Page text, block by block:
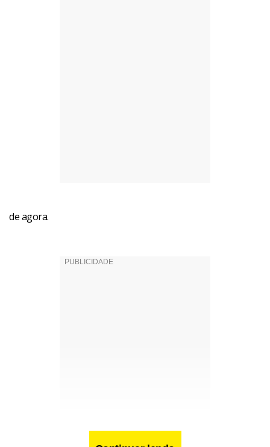
de agora.